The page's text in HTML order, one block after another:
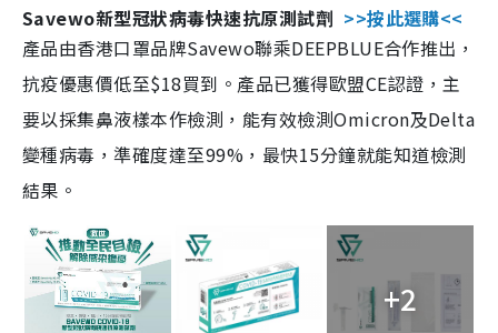
Savewo新型冠狀病毒快速抗原測試劑 >>按此選購<<
產品由香港口罩品牌Savewo聯乘DEEPBLUE合作推出，
抗疫優惠價低至$18買到。產品已獲得歐盟CE認證，主
要以採集鼻液樣本作檢測，能有效檢測Omicron及Delta
變種病毒，準確度達至99%，最快15分鐘就能知道檢測
結果。
+2